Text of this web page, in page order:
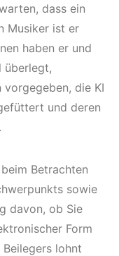
dass ein
Musiker ist er
haben er und
überlegt,
vorgegeben, die KI
und deren
Betrachten
sowie
davon, ob Sie
Form
lohnt